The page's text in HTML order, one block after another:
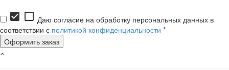
check_box check_box_outline_blank Даю согласие на обработку персональных данных в
соответствии с политикой конфиденциальности *